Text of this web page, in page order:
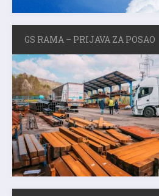
GS RAMA – PRIJAVA ZA POSAO